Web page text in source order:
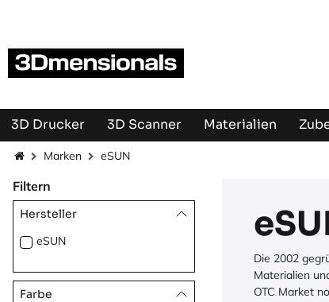
3D Drucker 3D Scanner Materialien
Marken eSUN
Filtern
Hersteller
eSUN
Farbe
Die 2002
Materialien
OTC Market